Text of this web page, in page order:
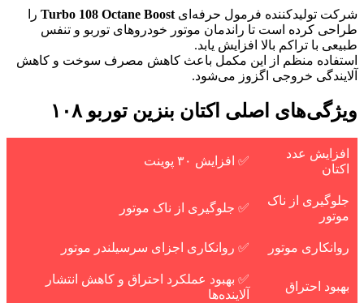
شرکت تولیدکننده فرمول حرفه‌ای Turbo 108 Octane Boost را
طراحی کرده است تا راندمان موتور خودروهای توربو و تنفس
طبیعی با تراکم بالا افزایش یابد.
استفاده منظم از این مکمل باعث کاهش مصرف سوخت و کاهش
آلایندگی خروجی اگزوز می‌شود.
ویژگی‌های اصلی اکتان بنزین توربو ۱۰۸
افزایش عدد
اکتان
✅ افزایش ۳۰ پوینت
جلوگیری از ناک
موتور
✅ جلوگیری از ناک موتور
روانکاری موتور ✅ روانکاری اجزای سرسیلندر موتور
بهبود احتراق
✅ بهبود عملکرد احتراق و کاهش انتشار
آلاینده‌ها